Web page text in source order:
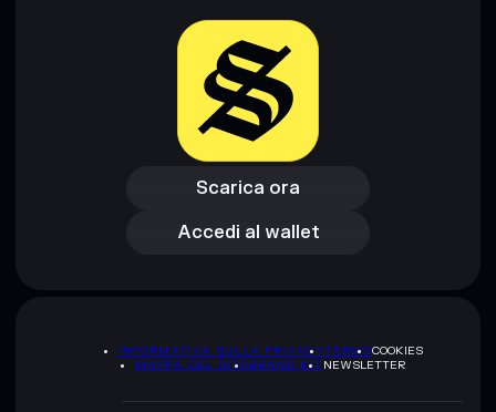
Scarica ora
Scarica ora
Accedi al wallet
Accedi al wallet
INFORMATIVA SULLA PRIVACYTERMSCOOKIES
MAPPA DEL SITOBRAND KITNEWSLETTER